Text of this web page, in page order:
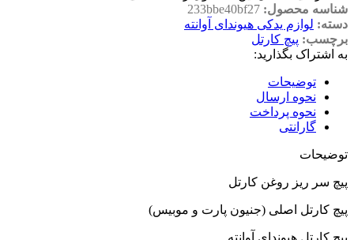
شناسه محصول: 233bbe40bf27
دسته: لوازم یدکی هیوندای آوانته
برچسب: پیچ کارتل
به اشتراک بگذارید:
توضیحات
نحوه ارسال
نحوه پرداخت
گارانتی
توضیحات
پیچ سر ریز روغن کارتل
پیچ کارتل اصلی (جنیون پارت و موبیس)